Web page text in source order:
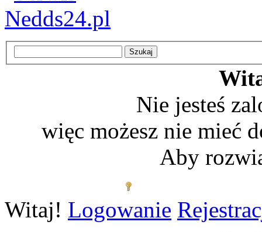
Nie jesteś
więc możesz nie mieć
Aby
Witaj! Logowanie